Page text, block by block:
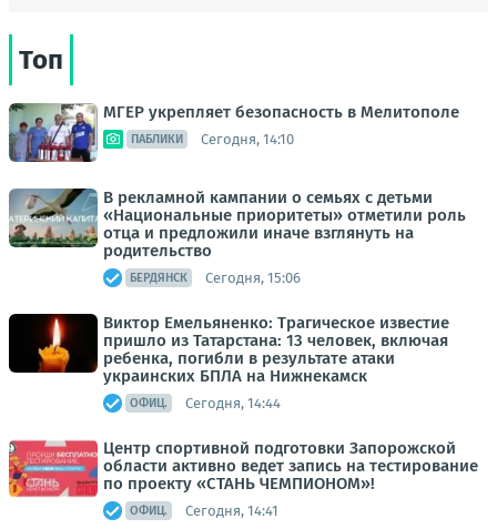
Топ
МГЕР укрепляет безопасность в Мелитополе
ПАБЛИКИ Сегодня, 14:10
В рекламной кампании о семьях с детьми
«Национальные приоритеты» отметили роль
отца и предложили иначе взглянуть на
родительство
БЕРДЯНСК Сегодня, 15:06
Виктор Емельяненко: Трагическое известие
пришло из Татарстана: 13 человек, включая
ребенка, погибли в результате атаки
украинских БПЛА на Нижнекамск
ОФИЦ. Сегодня, 14:44
Центр спортивной подготовки Запорожской
области активно ведет запись на тестирование
по проекту «СТАНЬ ЧЕМПИОНОМ»!
ОФИЦ. Сегодня, 14:41